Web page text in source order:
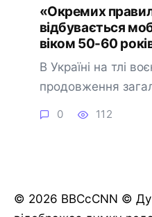
«Окремих
відбувається
віком 50-60
В Україні на тлі
продовження
0 112
© 2026 BBCcCNN ©